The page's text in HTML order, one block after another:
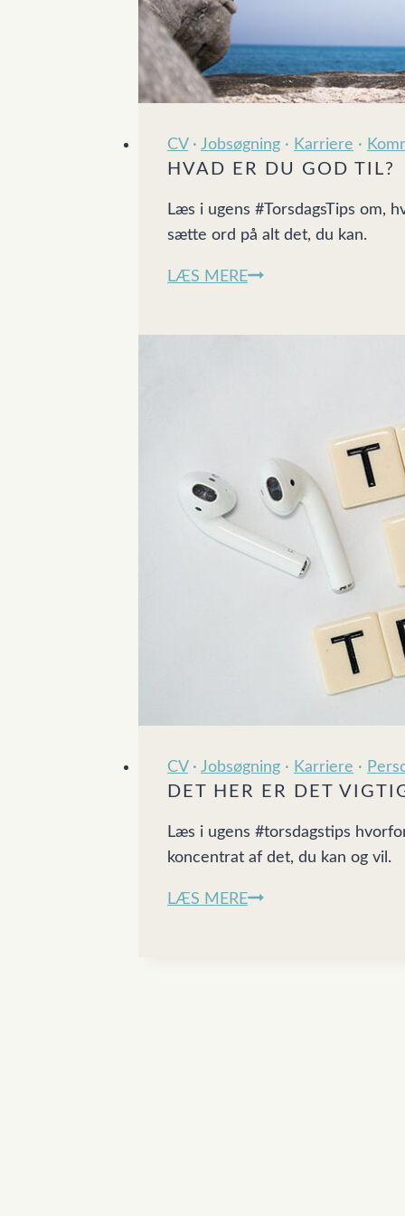
CV· Jobsøgning · Karriere ·
HVAD ER DU GOD TIL?
Læs i ugens #TorsdagsTips
sætte ord på alt det, du kan.
LÆS MEREHvad
CV· Jobsøgning · Karriere ·
DET HER ER DET
Læs i ugens #torsdagstips
koncentrat af det, du kan og vil.
LÆS MEREDet